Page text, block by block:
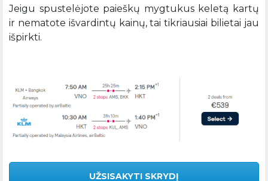
Jeigu spustelėjote paieškų mygtukus keletą kartų
ir nematote išvardintų kainų, tai tikriausiai bilietai jau
išpirkti.
UŽSISAKYTI SKRYDĮ